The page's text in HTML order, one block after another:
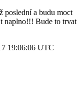
poslední a budu moct
naplno!!! Bude to trvat
19:06:06 UTC